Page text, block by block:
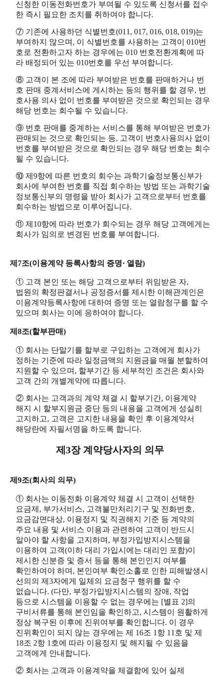
신청한 이동전화번호가 부여될 수 있도록 신청서를 접수
한 즉시 필요한 조치를 취하여야 합니다.
⑦ 기존에 사용하던 식별번호(011, 017, 016, 018, 019)는
부여하지 않으며, 이 식별번호를 사용하는 고객이 010번
호로 전환하고자 하는 경우에는 010 번호전환계획에 따
라 배정되어 있는 010번호를 우선 부여합니다.
⑧ 고객이 본 조에 따라 부여받은 번호를 판매하거나 번
호 판매 중계서비스에 게시하는 등의 행위를 할 경우, 번
호사용 의사 없이 번호를 부여받은 것으로 확인되는 경우
해당 번호는 회수될 수 있습니다.
⑨ 번호 판매를 중계하는 서비스를 통해 부여받은 번호가
판매되는 것으로 확인되는 등, 고객이 번호사용의사 없이
번호를 부여받은 것으로 확인되는 경우 해당 번호는 회수
될 수 있습니다.
⑩ 제9항에 따른 번호의 회수는 과학기술정보통신부가
회사에 부여한 번호를 직접 회수하는 방법 또는 과학기술
정보통신부의 명령을 받아 회사가 고객으로부터 번호를
회수하는 방법으로 이루어집니다.
⑪ 제10항에 따라 번호가 회수되는 경우 해당 고객에게는
회사가 임의로 변경된 번호를 부여합니다.
제7조(이용계약 등록사항의 증명· 열람)
① 고객 본인 또는 해당 고객으로부터 위임받은 자,
법원의 확정판결서나 공정증서를 제시한 이해관계인은
이용계약등록사항에 대하여 증명 또는 열람청구를 할 수
있으며 회사는 이에 응하여야 합니다.
제8조(할부판매)
① 회사는 단말기를 할부로 구입하는 고객에게 회사가
정하는 기준에 따라 일정금액의 지원금을 매월 분할하여
지원할 수 있으며, 할부기간 등 세부적인 조건은 회사와
고객 간의 개별계약에 따릅니다.
② 회사는 고객과의 계약 체결 시 할부기간, 이용계약
해지 시 할부지원금 중단 등의 내용을 고객에게 성실히
고지하고, 고객은 고지한 내용을 확인 후 이용계약서
해당란에 자필서명을 하도록 합니다.
제3장 계약당사자의 의무
제9조(회사의 의무)
① 회사는 이동전화 이용계약 체결 시 고객이 선택한
요금제, 부가서비스, 고객불만처리기구 및 전화번호,
요금감면대상, 이용정지 및 직권해지 기준 등 계약의
주요 내용 및 서비스 이용과 관련하여 고객이 반드시
알아야 할 사항을 고지하며, 부정가입방지시스템을
이용하여 고객(이하 대리 가입시에는 대리인 포함)이
제시한 신분증 및 증서 등을 통해 본인인지 여부를
확인하여야 하며, 본인여부 확인소홀로 인한 피해발생시
선의의 제3자에게 일체의 요금청구 행위를 할 수
없습니다. (다만, 부정가입방지시스템의 장애, 작업
등으로 시스템을 이용할 수 없는 경우에는 [별표 2]의
구비서류를 통해 본인임을 확인하고, 시스템이 원활하게
정상 복구된 이후에 진위여부를 확인합니다. 이 경우
진위확인이 되지 않는 경우에는 제 16조 1항 11호 및 제
18조 2항 1호에 따라 이용정지 및 해지될 수 있음을
고객에게 안내합니다.
② 회사는 고객과 이용계약을 체결함에 있어 실제